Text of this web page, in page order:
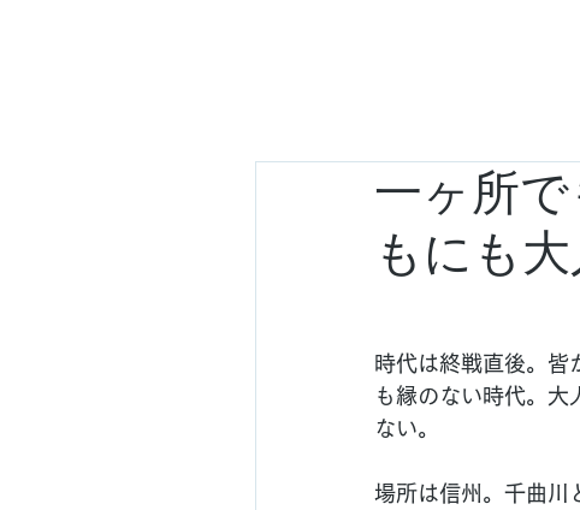
一ヶ所
もにも
時代は終戦直後。皆
も縁のない時代。大
ない。
場所は信州。千曲川